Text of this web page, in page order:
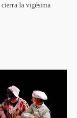
la vigésima